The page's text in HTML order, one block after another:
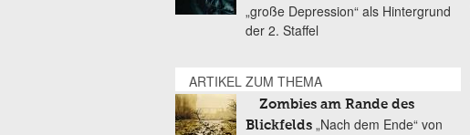
„große Depression“ als Hintergrund
der 2. Staffel
ARTIKEL ZUM THEMA
Zombies am Rande des
Blickfelds „Nach dem Ende“ von